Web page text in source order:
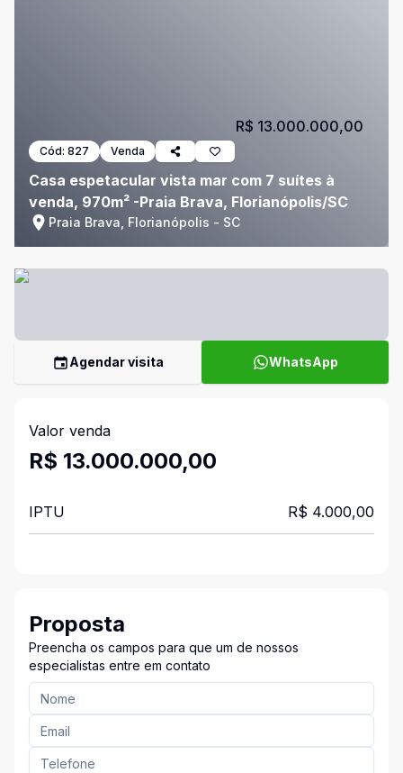
Cód: 827 Venda
Casa espetacular vista mar com 7 suítes à
venda, 970m² -Praia Brava, Florianópolis/SC
Praia Brava, Florianópolis - SC
R$ 13.000.000,00
Agendar visita WhatsApp
Valor venda
R$ 13.000.000,00
IPTU R$ 4.000,00
Proposta
Preencha os campos para que um de nossos
especialistas entre em contato